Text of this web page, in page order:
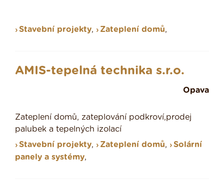
Stavební projekty, Zateplení domů,
AMIS-tepelná technika s.r.o.
Opava
Zateplení domů, zateplování podkroví,prodej
palubek a tepelných izolací
Stavební projekty, Zateplení domů,
Solární
panely a systémy,